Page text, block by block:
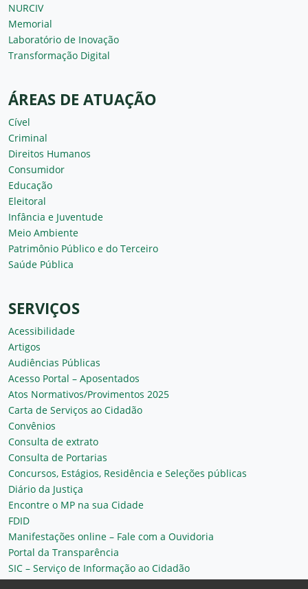
NURCIV
Memorial
Laboratório de Inovação
Transformação Digital
ÁREAS DE ATUAÇÃO
Cível
Criminal
Direitos Humanos
Consumidor
Educação
Eleitoral
Infância e Juventude
Meio Ambiente
Patrimônio Público e do Terceiro
Saúde Pública
SERVIÇOS
Acessibilidade
Artigos
Audiências Públicas
Acesso Portal – Aposentados
Atos Normativos/Provimentos 2025
Carta de Serviços ao Cidadão
Convênios
Consulta de extrato
Consulta de Portarias
Concursos, Estágios, Residência e Seleções públicas
Diário da Justiça
Encontre o MP na sua Cidade
FDID
Manifestações online – Fale com a Ouvidoria
Portal da Transparência
SIC – Serviço de Informação ao Cidadão
Plantão MP do Ceará